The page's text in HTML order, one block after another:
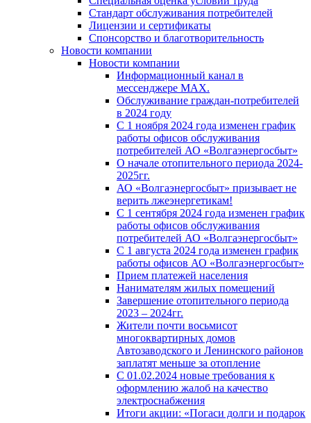
Стандарт обслуживания потребителей
Лицензии и сертификаты
Спонсорство и благотворительность
Новости компании
Новости компании
Информационный канал в
мессенджере MAX.
Обслуживание граждан-потребителей
в 2024 году
С 1 ноября 2024 года изменен график
работы офисов обслуживания
потребителей АО «Волгаэнергосбыт»
О начале отопительного периода 2024-
2025гг.
АО «Волгаэнергосбыт» призывает не
верить лжеэнергетикам!
С 1 сентября 2024 года изменен график
работы офисов обслуживания
потребителей АО «Волгаэнергосбыт»
С 1 августа 2024 года изменен график
работы офисов АО «Волгаэнергосбыт»
Прием платежей населения
Нанимателям жилых помещений
Завершение отопительного периода
2023 – 2024гг.
Жители почти восьмисот
многоквартирных домов
Автозаводского и Ленинского районов
заплатят меньше за отопление
С 01.02.2024 новые требования к
оформлению жалоб на качество
электроснабжения
Итоги акции: «Погаси долги и подарок